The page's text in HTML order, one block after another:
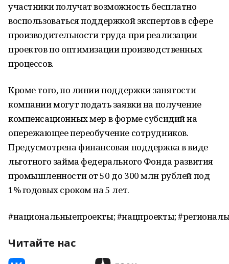
участники получат возможность бесплатно
воспользоваться поддержкой экспертов в сфере
производительности труда при реализации
проектов по оптимизации производственных
процессов.
Кроме того, по линии поддержки занятости
компании могут подать заявки на получение
компенсационных мер в форме субсидий на
опережающее переобучение сотрудников.
Предусмотрена финансовая поддержка в виде
льготного займа федерального Фонда развития
промышленности от 50 до 300 млн рублей под
1% годовых сроком на 5 лет.
#национальныепроекты; #нацпроекты;
Читайте нас